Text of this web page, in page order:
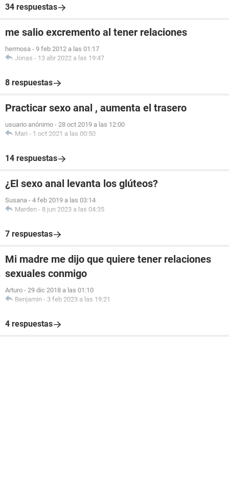
34 respuestas
me salio excremento al tener relaciones
hermosa - 9 feb 2012 a las 01:17
Jonas - 13 abr 2022 a las 19:47
8 respuestas
Practicar sexo anal , aumenta el trasero
usuario anónimo - 28 oct 2019 a las 12:00
Mari - 1 oct 2021 a las 00:50
14 respuestas
¿El sexo anal levanta los glúteos?
Susana - 4 feb 2019 a las 03:14
Marden - 8 jun 2023 a las 04:35
7 respuestas
Mi madre me dijo que quiere tener relaciones
sexuales conmigo
Arturo - 29 dic 2018 a las 01:10
Benjamin - 3 feb 2023 a las 19:21
4 respuestas